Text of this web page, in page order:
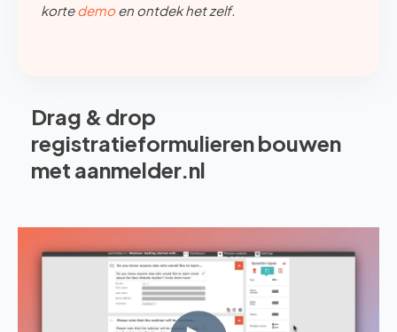
kortedemo en ontdek het zelf.
Drag & drop
registratieformulieren bouwen
met aanmelder.nl